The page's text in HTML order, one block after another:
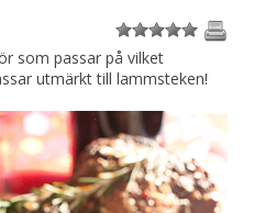
1 2 3 4
5
som passar på vilket
utmärkt till lammsteken!